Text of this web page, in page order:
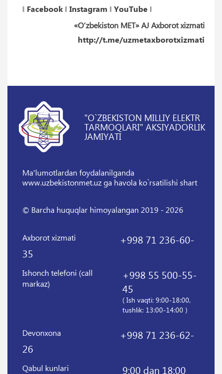
‖ Facebook ‖ Instagram ‖ YouTube ‖
«O‘zbekiston MET» AJ Axborot xizmati
http://t.me/uzmetaxborotxizmati
"O`ZBEKISTON MILLIY ELEKTR
TARMOQLARI" AKSIYADORLIK
JAMIYATI
Ma'lumotlardan foydalanilganda
www.uzbekistonmet.uz ga havola ko`rsatilishi shart
© Barcha huquqlar himoyalangan 2019 - 2026
Axborot xizmati
+998 71 236-60-
35
Ishonch telefoni (call
markaz)
+998 55 500-55-
45
( Ish vaqti: 9:00-18:00,
tushlik: 13:00-14:00 )
Devonxona
+998 71 236-62-
26
Qabul kunlari 9:00 dan 18:00